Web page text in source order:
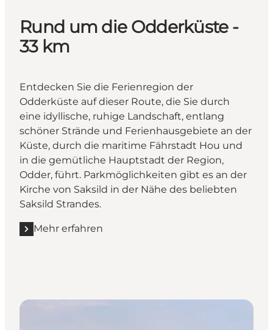
Rund um die Odderküste -
33 km
Entdecken Sie die Ferienregion der
Odderküste auf dieser Route, die Sie durch
eine idyllische, ruhige Landschaft, entlang
schöner Strände und Ferienhausgebiete an der
Küste, durch die maritime Fährstadt Hou und
in die gemütliche Hauptstadt der Region,
Odder, führt. Parkmöglichkeiten gibt es an der
Kirche von Saksild in der Nähe des beliebten
Saksild Strandes.
Mehr erfahren
Mehr erfahren "Rund um die Odderküste - 33 km"